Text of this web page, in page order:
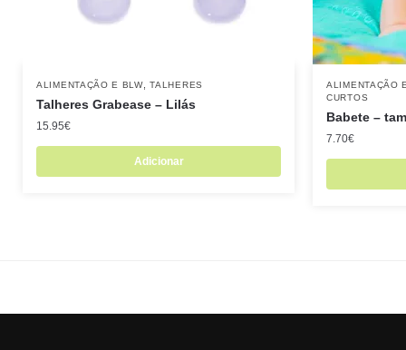
ALIMENTAÇÃO E BLW,TALHERES
Talheres Grabease – Lilás
15.95€
Adicionar
ALIMENTAÇÃO
CURTOS
Babete –
7.70€